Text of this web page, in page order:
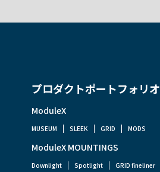
プロダクトポートフォリオ
ModuleX
MUSEUM SLEEK GRID MODS
ModuleX MOUNTINGS
Downlight Spotlight GRID fineliner